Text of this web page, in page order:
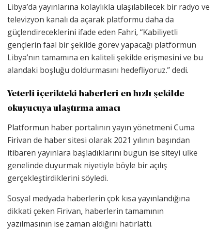
Libya’da yayınlarına kolaylıkla ulaşılabilecek bir radyo ve
televizyon kanalı da açarak platformu daha da
güçlendireceklerini ifade eden Fahri, “Kabiliyetli
gençlerin faal bir şekilde görev yapacağı platformun
Libya’nın tamamına en kaliteli şekilde erişmesini ve bu
alandaki boşluğu doldurmasını hedefliyoruz.” dedi.
Yeterli içerikteki haberleri en hızlı şekilde
okuyucuya ulaştırma amacı
Platformun haber portalının yayın yönetmeni Cuma
Firivan de haber sitesi olarak 2021 yılının başından
itibaren yayınlara başladıklarını bugün ise siteyi ülke
genelinde duyurmak niyetiyle böyle bir açılış
gerçekleştirdiklerini söyledi.
Sosyal medyada haberlerin çok kısa yayınlandığına
dikkati çeken Firivan, haberlerin tamamının
yazılmasının ise zaman aldığını hatırlattı.